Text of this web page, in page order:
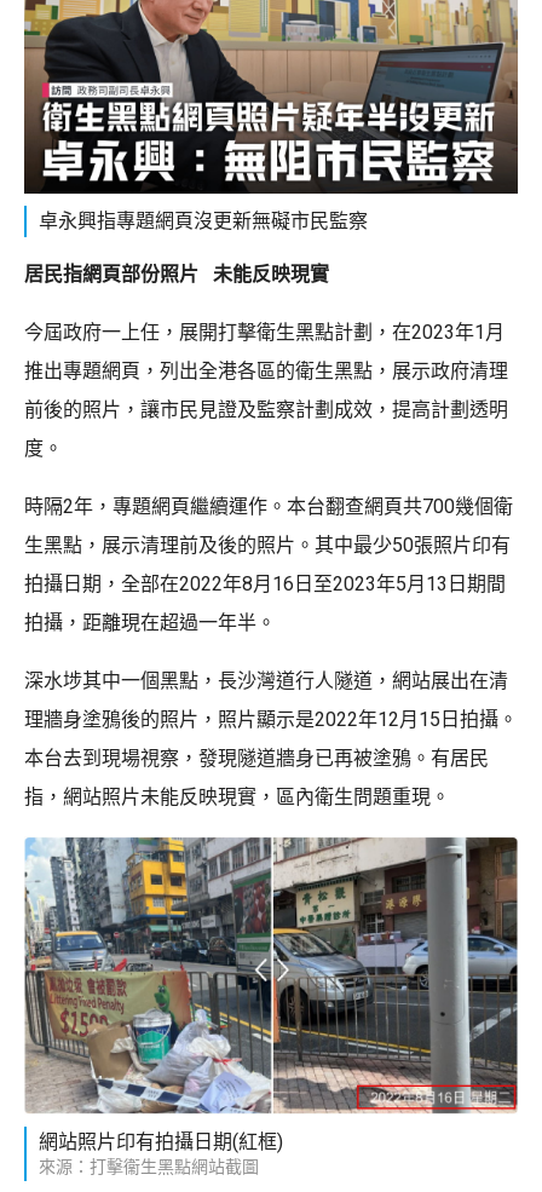
卓永興指專題網頁沒更新無礙市民監察
居民指網頁部份照片 未能反映現實
今屆政府一上任，展開打擊衛生黑點計劃，在2023年1月
推出專題網頁，列出全港各區的衛生黑點，展示政府清理
前後的照片，讓市民見證及監察計劃成效，提高計劃透明
度。
時隔2年，專題網頁繼續運作。本台翻查網頁共700幾個衛
生黑點，展示清理前及後的照片。其中最少50張照片印有
拍攝日期，全部在2022年8月16日至2023年5月13日期間
拍攝，距離現在超過一年半。
深水埗其中一個黑點，長沙灣道行人隧道，網站展出在清
理牆身塗鴉後的照片，照片顯示是2022年12月15日拍攝。
本台去到現場視察，發現隧道牆身已再被塗鴉。有居民
指，網站照片未能反映現實，區內衛生問題重現。
網站照片印有拍攝日期(紅框)
來源：打擊衞生黑點網站截圖